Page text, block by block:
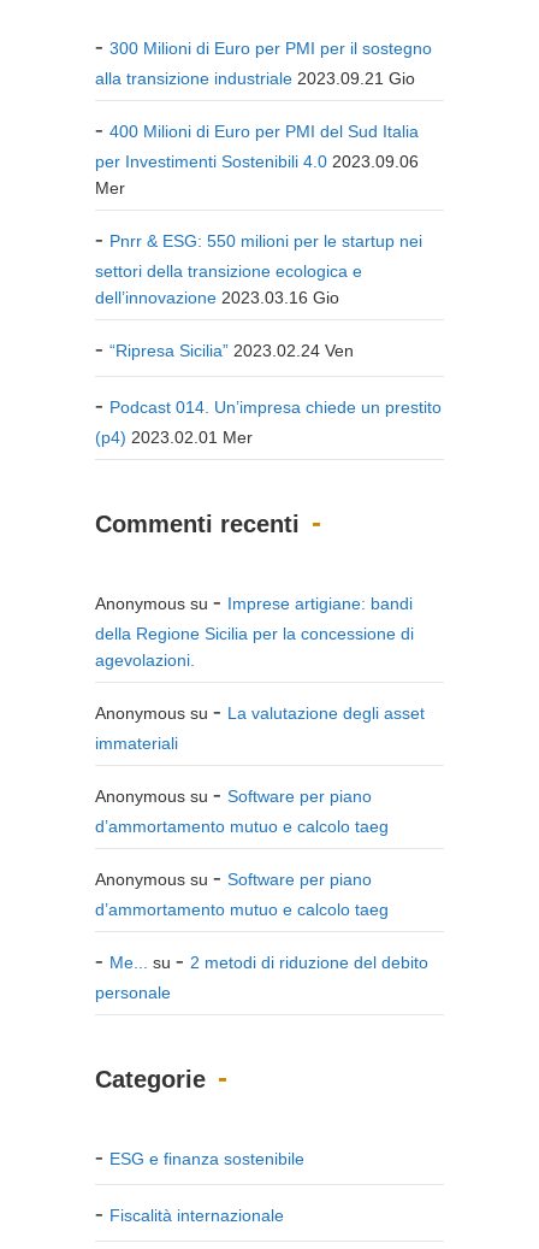
300 Milioni di Euro per PMI per il sostegno
alla transizione industriale 2023.09.21 Gio
400 Milioni di Euro per PMI del Sud Italia
per Investimenti Sostenibili 4.0 2023.09.06
Mer
Pnrr & ESG: 550 milioni per le startup nei
settori della transizione ecologica e
dell’innovazione 2023.03.16 Gio
“Ripresa Sicilia” 2023.02.24 Ven
Podcast 014. Un’impresa chiede un prestito
(p4) 2023.02.01 Mer
Commenti recenti
Anonymous su
Imprese artigiane: bandi
della Regione Sicilia per la concessione di
agevolazioni.
Anonymous su
La valutazione degli asset
immateriali
Anonymous su
Software per piano
d’ammortamento mutuo e calcolo taeg
Anonymous su
Software per piano
d’ammortamento mutuo e calcolo taeg
Me... su
2 metodi di riduzione del debito
personale
Categorie
ESG e finanza sostenibile
Fiscalità internazionale